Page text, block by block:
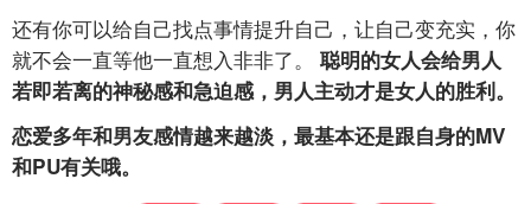
还有你可以给自己找点事情提升自己，让自己变充实，你
就不会一直等他一直想入非非了。 聪明的女人会给男人
若即若离的神秘感和急迫感，男人主动才是女人的胜利。
恋爱多年和男友感情越来越淡，最基本还是跟自身的MV
和PU有关哦。